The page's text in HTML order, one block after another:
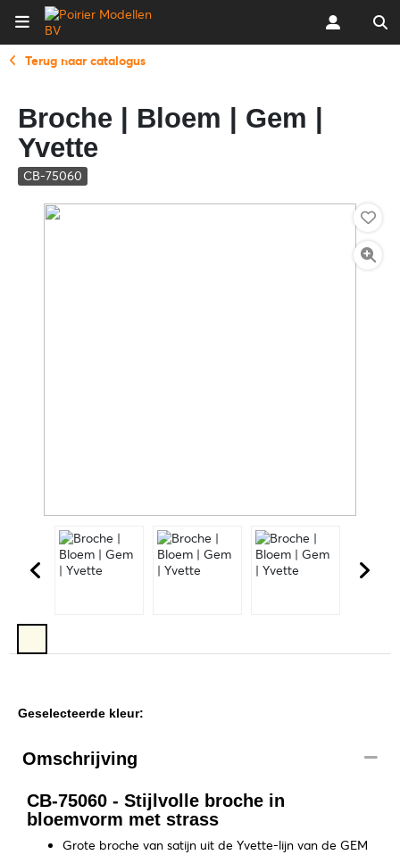
Terug naar catalogus
Broche | Bloem | Gem |
Yvette
CB-75060
Geselecteerde kleur:
Omschrijving
CB-75060 - Stijlvolle broche in
bloemvorm met strass
Grote broche van satijn uit de Yvette-lijn van de GEM